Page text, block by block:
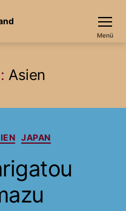
Menü
Asien
JAPAN